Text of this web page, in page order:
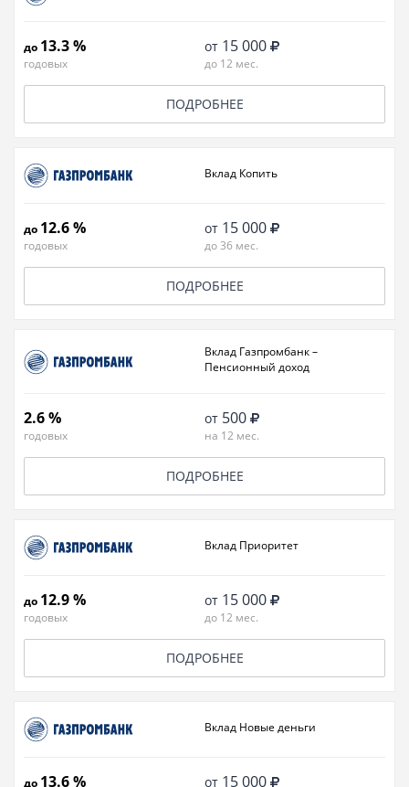
до 13.3 %
годовых
от 15 000
до 12 мес.
ПОДРОБНЕЕ
Вклад Копить
до 12.6 %
годовых
от 15 000
до 36 мес.
ПОДРОБНЕЕ
Вклад Газпромбанк –
Пенсионный доход
2.6 %
годовых
от 500
на 12 мес.
ПОДРОБНЕЕ
Вклад Приоритет
до 12.9 %
годовых
от 15 000
до 12 мес.
ПОДРОБНЕЕ
Вклад Новые деньги
до 13.6 % от 15 000